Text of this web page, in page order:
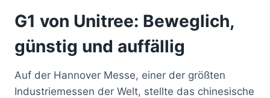
G1 von Unitree: Beweglich,
günstig und auffällig
Auf der Hannover Messe, einer der größten
Industriemessen der Welt, stellte das chinesische